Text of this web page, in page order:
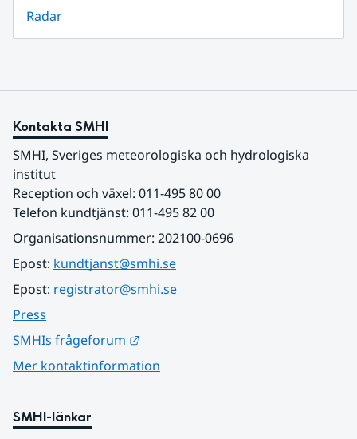
Radar
Kontakta SMHI
SMHI, Sveriges meteorologiska och hydrologiska
institut
Reception och växel: 011-495 80 00
Telefon kundtjänst: 011-495 82 00
Organisationsnummer: 202100-0696
Epost: kundtjanst@smhi.se
Epost: registrator@smhi.se
Press
SMHIs frågeforum
Mer kontaktinformation
SMHI-länkar